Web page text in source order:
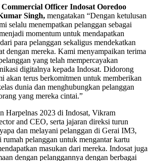
Officer Indosat Ooredoo
Singh, mengatakan “Dengan ketulusan
selalu menempatkan pelanggan sebagai
momentum untuk mendapatkan
para pelanggan sekaligus mendekatkan
dengan mereka. Kami menyampaikan terima
yang telah mempercayakan
digitalnya kepada Indosat. Didorong
akan terus berkomitmen untuk memberikan
dunia dan menghubungkan pelanggan
yang mereka cintai.”
Harpelnas 2023 di Indosat, Vikram
and CEO, serta jajaran direksi turun
dan melayani pelanggan di Gerai IM3,
pelanggan untuk mengantar kartu
masukan dari mereka. Indosat juga
dengan pelanggannya dengan berbagai